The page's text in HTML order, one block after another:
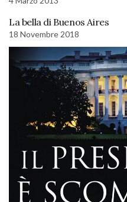
La bella di Buenos Aires
18 Novembre 2018